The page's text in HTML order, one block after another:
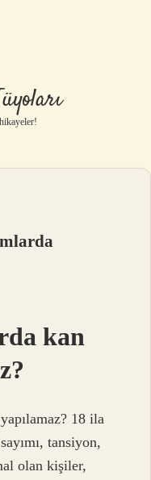
kan
18 ila
tansiyon,
olan kişiler,